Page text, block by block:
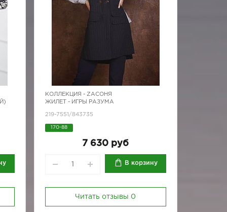
КОЛЛЕКЦИЯ - ZAСОНЯ
ЖИЛЕТ - ИГРЫ РАЗУМА
219-7551/843735
170-88
7 630 руб
В корзину
Читать отзывы 0